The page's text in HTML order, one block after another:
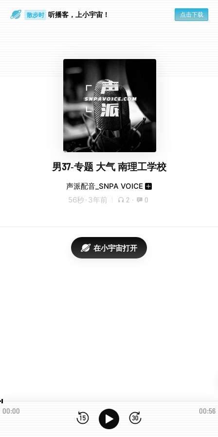
散步时 听播客，上小宇宙！ 点击下载
男37-专题 大气 南理工学校
声派配音_SNPA VOICE
56秒· 3年前 2 · 0
在小宇宙打开
00:00 00:56